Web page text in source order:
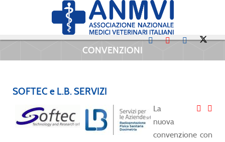
CONVENZIONI
SOFTEC e L.B. SERVIZI
La
nuova
convenzione con